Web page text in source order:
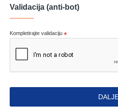
Validacija (anti-bot)
Kompletirajte validaciju